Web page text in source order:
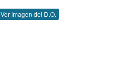
Ver Imagen del D.O.